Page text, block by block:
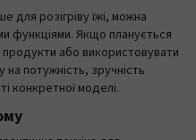
для розігріву їжі, можна
функціями. Якщо планується
або використовувати
на потужність, зручність
конкретної моделі.